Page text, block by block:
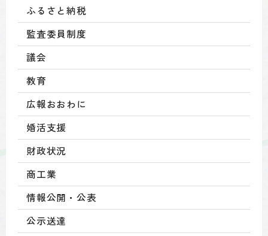
ふるさと納税
監査委員制度
議会
教育
広報おおわに
婚活支援
財政状況
商工業
情報公開・公表
公示送達